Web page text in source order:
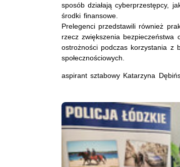
sposób działają cyberprzestępcy,
środki finansowe.
Prelegenci przedstawili również
rzecz zwiększenia bezpieczeństwa
ostrożności podczas korzystania z
społecznościowych.
aspirant sztabowy Katarzyna